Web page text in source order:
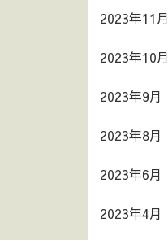
2023年11月
2023年10月
2023年9月
2023年8月
2023年6月
2023年4月